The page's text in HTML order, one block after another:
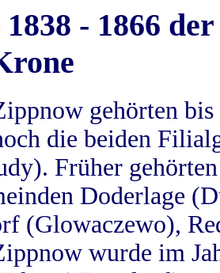
- 1866
gehörten
die beiden
Früher
Doderlage
(Glowaczewo),
wurde im